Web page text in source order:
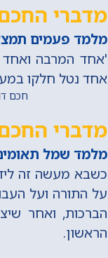
מדברי
מלמד פעמים
'אחד המרבה ואחד
אחד נטל חלקו
חכם
מדברי
מלמד שמל
כשבא מעשה זה
על התורה ועל
הברכות, ואחר
הראשון.